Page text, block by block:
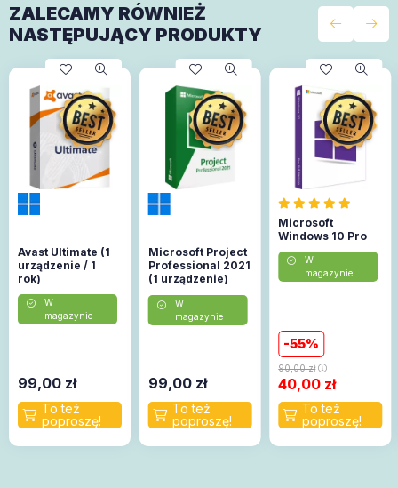
ZALECAMY RÓWNIEŻ
NASTĘPUJĄCY PRODUKTY
Avast Ultimate (1
urządzenie / 1
rok)
W
magazynie
99,00 zł
Microsoft Project
Professional 2021
(1 urządzenie)
online)
W
magazynie
99,00zł
Microsoft
Windows 10 Pro
W
magazynie
55
90,00zł
40,00 zł